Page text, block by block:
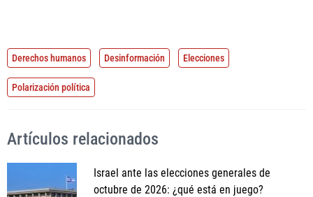
Derechos humanos Desinformación Elecciones
Polarización política
Artículos relacionados
Israel ante las elecciones generales de
octubre de 2026: ¿qué está en juego?